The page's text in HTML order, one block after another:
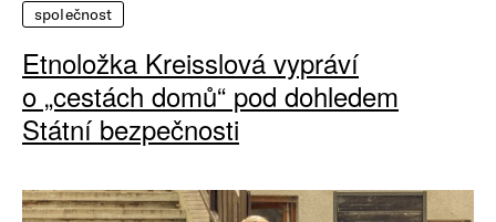
společnost
Etnoložka Kreisslová vypráví
o „cestách domů“ pod dohledem
Státní bezpečnosti